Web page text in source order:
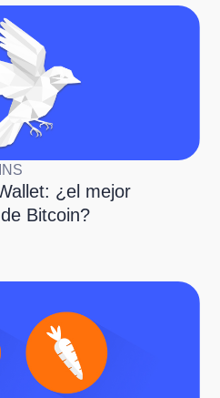
¿el mejor
Bitcoin?